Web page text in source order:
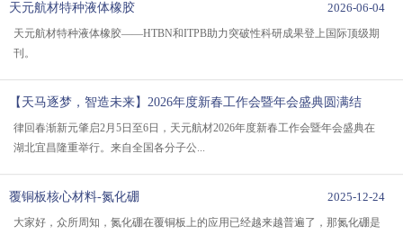
天元航材特种液体橡胶 2026-06-04
天元航材特种液体橡胶——HTBN和ITPB助力突破性科研成果登上国际顶级期
刊。
【天马逐梦，智造未来】2026年度新春工作会暨年会盛典圆满结
束！
2026-02-10
律回春渐新元肇启2月5日至6日，天元航材2026年度新春工作会暨年会盛典在
湖北宜昌隆重举行。来自全国各分子公...
覆铜板核心材料-氮化硼 2025-12-24
大家好，众所周知，氮化硼在覆铜板上的应用已经越来越普遍了，那氮化硼是